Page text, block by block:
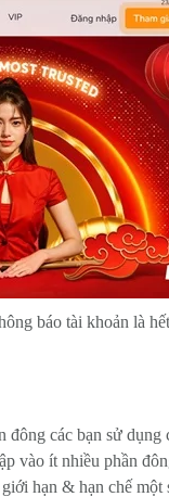
báo tài khoản là
các bạn sử
vào ít nhiều phần
hạn & hạn chế